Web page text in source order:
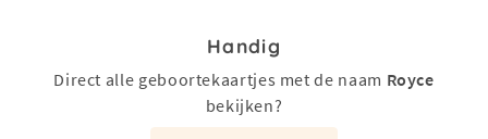
Handig
Direct alle geboortekaartjes met de naam Royce
bekijken?